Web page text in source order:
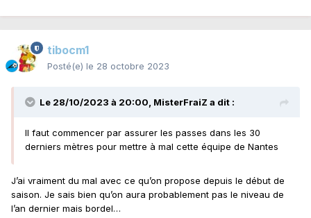
tibocm1
Posté(e) le 28 octobre 2023
Le 28/10/2023 à 20:00, MisterFraiZ a dit :
Il faut commencer par assurer les passes dans les 30
derniers mètres pour mettre à mal cette équipe de Nantes
J’ai vraiment du mal avec ce qu’on propose depuis le début de
saison. Je sais bien qu’on aura probablement pas le niveau de
l’an dernier mais bordel…